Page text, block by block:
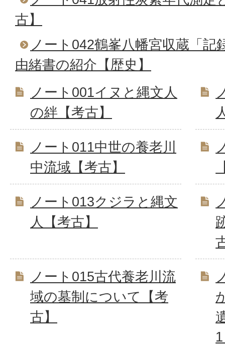
古】
ノート042鶴峯八幡宮収蔵「
由緒書の紹介【歴史】
ノート001イヌと縄文人
の絆【考古】
ノート011中世の養老川
中流域【考古】
ノート013クジラと縄文
人【考古】
ノート015古代養老川流
域の墓制について【考
古】